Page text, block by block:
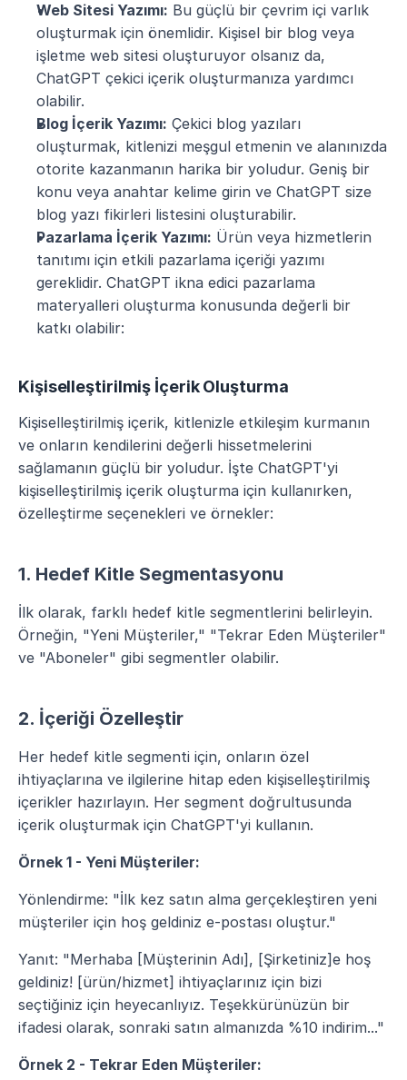
Web Sitesi Yazımı: Bu güçlü bir çevrim içi varlık
oluşturmak için önemlidir. Kişisel bir blog veya
işletme web sitesi oluşturuyor olsanız da,
ChatGPT çekici içerik oluşturmanıza yardımcı
olabilir.
Blog İçerik Yazımı: Çekici blog yazıları
oluşturmak, kitlenizi meşgul etmenin ve alanınızda
otorite kazanmanın harika bir yoludur. Geniş bir
konu veya anahtar kelime girin ve ChatGPT size
blog yazı fikirleri listesini oluşturabilir.
Pazarlama İçerik Yazımı: Ürün veya hizmetlerin
tanıtımı için etkili pazarlama içeriği yazımı
gereklidir. ChatGPT ikna edici pazarlama
materyalleri oluşturma konusunda değerli bir
katkı olabilir:
Kişiselleştirilmiş İçerik Oluşturma
Kişiselleştirilmiş içerik, kitlenizle etkileşim kurmanın
ve onların kendilerini değerli hissetmelerini
sağlamanın güçlü bir yoludur. İşte ChatGPT'yi
kişiselleştirilmiş içerik oluşturma için kullanırken,
özelleştirme seçenekleri ve örnekler:
1. Hedef Kitle Segmentasyonu
İlk olarak, farklı hedef kitle segmentlerini belirleyin.
Örneğin, "Yeni Müşteriler," "Tekrar Eden Müşteriler"
ve "Aboneler" gibi segmentler olabilir.
2. İçeriği Özelleştir
Her hedef kitle segmenti için, onların özel
ihtiyaçlarına ve ilgilerine hitap eden kişiselleştirilmiş
içerikler hazırlayın. Her segment doğrultusunda
içerik oluşturmak için ChatGPT'yi kullanın.
Örnek 1 - Yeni Müşteriler:
Yönlendirme: "İlk kez satın alma gerçekleştiren yeni
müşteriler için hoş geldiniz e-postası oluştur."
Yanıt: "Merhaba [Müşterinin Adı], [Şirketiniz]e hoş
geldiniz! [ürün/hizmet] ihtiyaçlarınız için bizi
seçtiğiniz için heyecanlıyız. Teşekkürünüzün bir
ifadesi olarak, sonraki satın almanızda %10 indirim..."
Örnek 2 - Tekrar Eden Müşteriler: